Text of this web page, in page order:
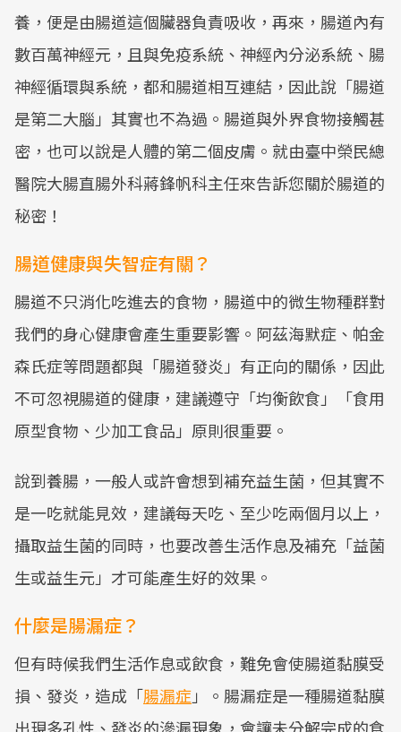
養，便是由腸道這個臟器負責吸收，再來，腸道內有
數百萬神經元，且與免疫系統、神經內分泌系統、腸
神經循環與系統，都和腸道相互連結，因此說「腸道
是第二大腦」其實也不為過。腸道與外界食物接觸甚
密，也可以說是人體的第二個皮膚。就由臺中榮民總
醫院大腸直腸外科蔣鋒帆科主任來告訴您關於腸道的
秘密！
腸道健康與失智症有關？
腸道不只消化吃進去的食物，腸道中的微生物種群對
我們的身心健康會產生重要影響。阿茲海默症、帕金
森氏症等問題都與「腸道發炎」有正向的關係，因此
不可忽視腸道的健康，建議遵守「均衡飲食」「食用
原型食物、少加工食品」原則很重要。
說到養腸，一般人或許會想到補充益生菌，但其實不
是一吃就能見效，建議每天吃、至少吃兩個月以上，
攝取益生菌的同時，也要改善生活作息及補充「益菌
生或益生元」才可能產生好的效果。
什麼是腸漏症？
但有時候我們生活作息或飲食，難免會使腸道黏膜受
損、發炎，造成「腸漏症」。腸漏症是一種腸道黏膜